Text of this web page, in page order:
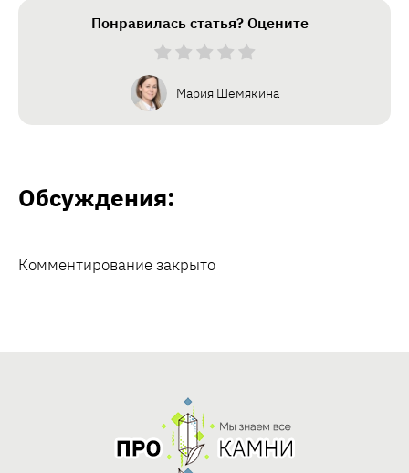
Понравилась статья? Оцените
Мария Шемякина
Обсуждения:
Комментирование закрыто